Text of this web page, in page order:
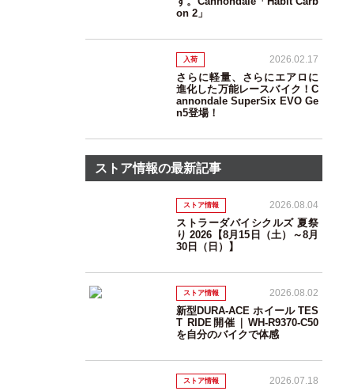
on 2」
入荷 2026.02.17
さらに軽量、さらにエアロに
進化した万能レースバイク！C
annondale SuperSix EVO Ge
n5登場！
ストア情報の最新記事
ストア情報 2026.08.04
ストラーダバイシクルズ 夏祭
り 2026【8月15日（土）～8月
30日（日）】
ストア情報 2026.08.02
新型DURA-ACE ホイール TES
T RIDE開催｜WH-R9370-C50
を自分のバイクで体感
ストア情報 2026.07.18